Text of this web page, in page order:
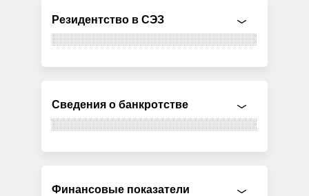
Резидентство в СЭЗ
Сведения о банкротстве
Финансовые показатели